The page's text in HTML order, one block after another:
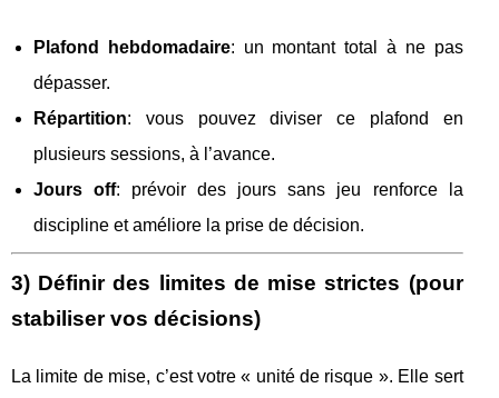
Plafond hebdomadaire: un montant total à ne pas
dépasser.
Répartition: vous pouvez diviser ce plafond en
plusieurs sessions, à l’avance.
Jours off: prévoir des jours sans jeu renforce la
discipline et améliore la prise de décision.
3) Définir des limites de mise strictes (pour
stabiliser vos décisions)
La limite de mise, c’est votre « unité de risque ». Elle sert